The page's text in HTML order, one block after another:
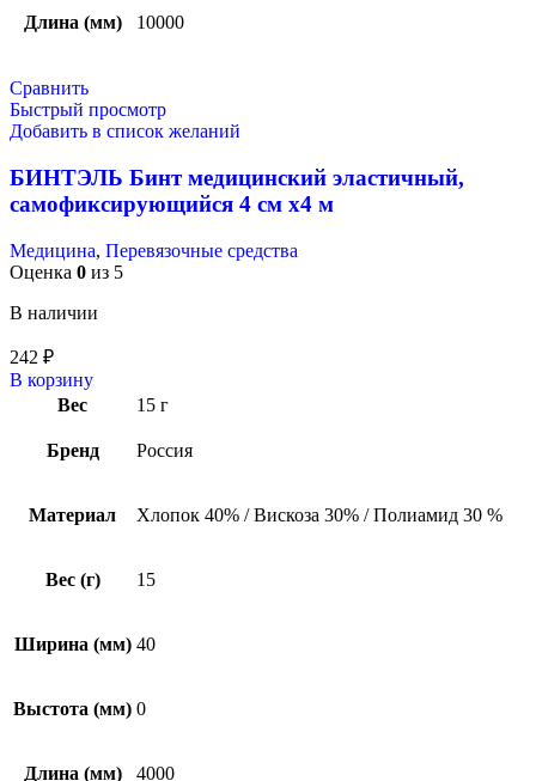
Длина (мм) 10000
Сравнить
Быстрый просмотр
Добавить в список желаний
БИНТЭЛЬ Бинт медицинский эластичный,
самофиксирующийся 4 см х4 м
Медицина, Перевязочные средства
Оценка 0 из 5
В наличии
242 ₽
В корзину
Вес
15 г
Бренд Россия
Материал Хлопок 40% / Вискоза 30% / Полиамид 30 %
Вес (г) 15
Ширина (мм) 40
Выстота (мм) 0
Длина (мм) 4000